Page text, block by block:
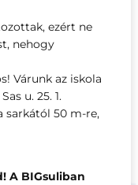
ezért ne
nehogy
Várunk az iskola
u. 25. 1.
sarkától 50 m-re,
A BIGsuliban